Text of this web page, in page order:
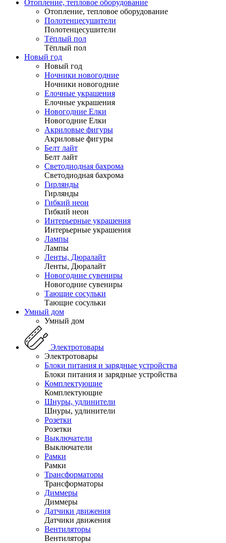
Отопление, тепловое оборудование
Отопление, тепловое оборудование
Полотенцесушители
Полотенцесушители
Тёплый пол
Тёплый пол
Новый год
Новый год
Ночники новогодние
Ночники новогодние
Елочные украшения
Елочные украшения
Новогодние Елки
Новогодние Елки
Акриловые фигуры
Акриловые фигуры
Белт лайт
Белт лайт
Светодиодная бахрома
Светодиодная бахрома
Гирлянды
Гирлянды
Гибкий неон
Гибкий неон
Интерьерные украшения
Интерьерные украшения
Лампы
Лампы
Ленты, Дюралайт
Ленты, Дюралайт
Новогодние сувениры
Новогодние сувениры
Тающие сосульки
Тающие сосульки
Умный дом
Умный дом
Электротовары
Электротовары
Блоки питания и зарядные устройства
Блоки питания и зарядные устройства
Комплектующие
Комплектующие
Шнуры, удлинители
Шнуры, удлинители
Розетки
Розетки
Выключатели
Выключатели
Рамки
Рамки
Трансформаторы
Трансформаторы
Диммеры
Диммеры
Датчики движения
Датчики движения
Вентиляторы
Вентиляторы